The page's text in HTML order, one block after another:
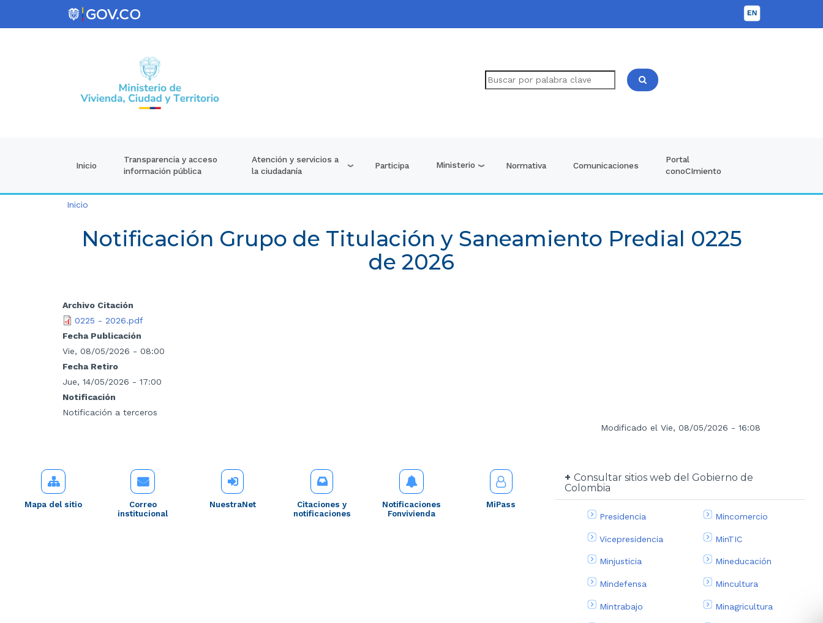
Inicio
Transparencia y acceso
información pública
Atención y servicios a
la ciudadanía
Participa Ministerio Normativa Comunicaciones
Portal
conoCImiento
Inicio
Notificación Grupo de Titulación y Saneamiento Predial 0225
de 2026
Archivo Citación
0225 - 2026.pdf
Fecha Publicación
Vie, 08/05/2026 - 08:00
Fecha Retiro
Jue, 14/05/2026 - 17:00
Notificación
Notificación a terceros
Modificado el Vie, 08/05/2026 - 16:08
Mapa del sitio
Correo
institucional
NuestraNet
Citaciones y
notificaciones
Notificaciones
Fonvivienda
MiPass
Consultar sitios web del Gobierno de
Colombia
Presidencia
Vicepresidencia
Minjusticia
Mindefensa
Mintrabajo
Mincomercio
MinTIC
Mineducación
Mincultura
Minagricultura